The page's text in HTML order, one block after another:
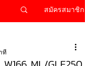
สมัครสมาชิก
ที